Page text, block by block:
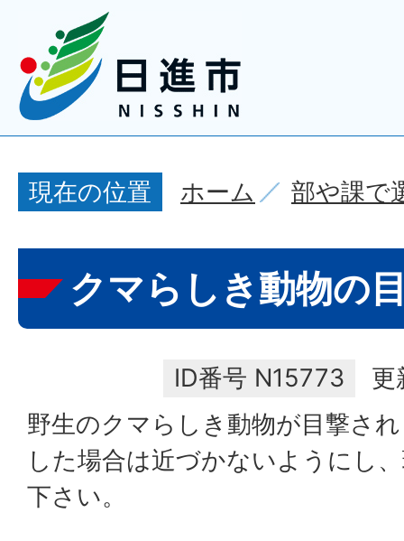
現在の位置 ホーム 部や課で
クマらしき動物の
ID番号 N15773
更
野生のクマらしき動物が目撃さ
した場合は近づかないようにし
下さい。